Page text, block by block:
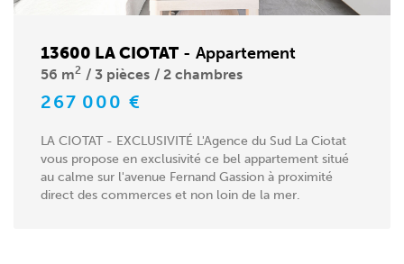
13600 LA CIOTAT - Appartement
56 m2 3 pièces 2 chambres
267 000 €
LA CIOTAT - EXCLUSIVITÉ L'Agence du Sud La Ciotat
vous propose en exclusivité ce bel appartement situé
au calme sur l'avenue Fernand Gassion à proximité
direct des commerces et non loin de la mer.